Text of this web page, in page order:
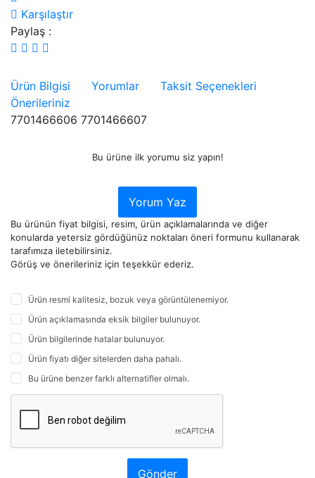
Karşılaştır
Paylaş :
Ürün Bilgisi Yorumlar
Taksit Seçenekleri
Önerileriniz
7701466606 7701466607
Bu ürüne ilk yorumu siz yapın!
Yorum Yaz
Bu ürünün fiyat bilgisi, resim, ürün açıklamalarında ve diğer
konularda yetersiz gördüğünüz noktaları öneri formunu kullanarak
tarafımıza iletebilirsiniz.
Görüş ve önerileriniz için teşekkür ederiz.
Ürün resmi kalitesiz, bozuk veya görüntülenemiyor.
Ürün açıklamasında eksik bilgiler bulunuyor.
Ürün bilgilerinde hatalar bulunuyor.
Ürün fiyatı diğer sitelerden daha pahalı.
Bu ürüne benzer farklı alternatifler olmalı.
Gönder